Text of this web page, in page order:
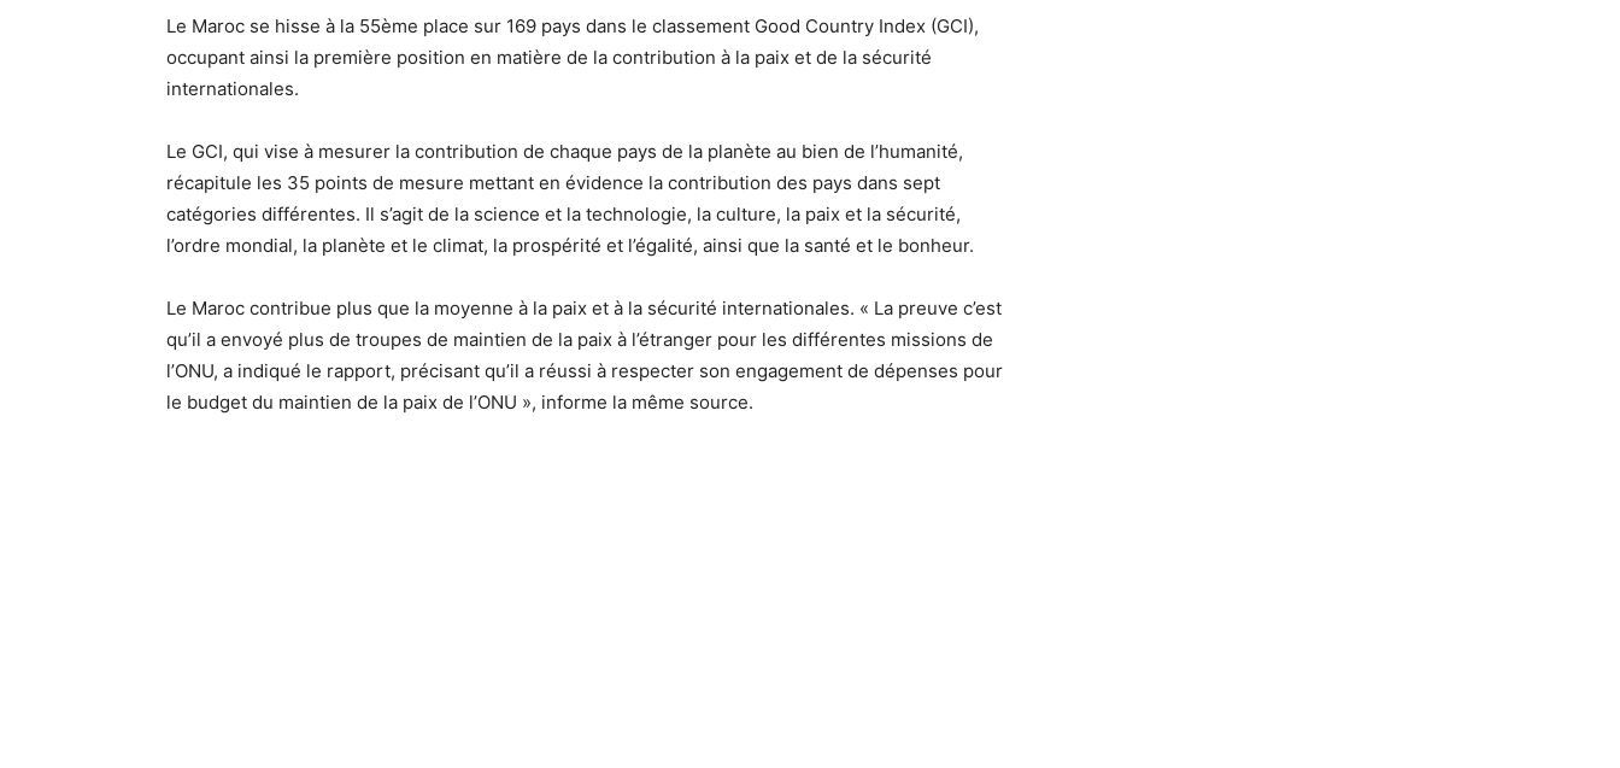
Le Maroc se hisse à la 55ème place sur 169 pays dans le classement Good Country Index (GCI),
occupant ainsi la première position en matière de la contribution à la paix et de la sécurité
internationales.
Le GCI, qui vise à mesurer la contribution de chaque pays de la planète au bien de l’humanité,
récapitule les 35 points de mesure mettant en évidence la contribution des pays dans sept
catégories différentes. Il s’agit de la science et la technologie, la culture, la paix et la sécurité,
l’ordre mondial, la planète et le climat, la prospérité et l’égalité, ainsi que la santé et le bonheur.
Le Maroc contribue plus que la moyenne à la paix et à la sécurité internationales. « La preuve c’est
qu’il a envoyé plus de troupes de maintien de la paix à l’étranger pour les différentes missions de
l’ONU, a indiqué le rapport, précisant qu’il a réussi à respecter son engagement de dépenses pour
le budget du maintien de la paix de l’ONU », informe la même source.